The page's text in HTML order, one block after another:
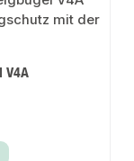
V4A